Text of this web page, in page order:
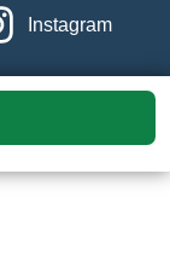
Instagram